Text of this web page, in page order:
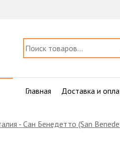
Главная Доставка и
- Сан Бенедетто (San